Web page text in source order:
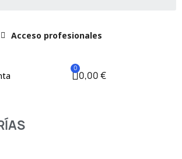
Acceso profesionales
0,00 €